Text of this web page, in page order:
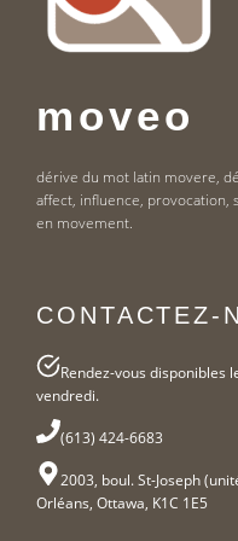
moveo
dérive du mot latin movere,
affect, influence, provocation,
en movement.
CONTACTEZ-
Rendez-vous disponibles
vendredi.
(613) 424-6683
2003, boul. St-Joseph
Orléans, Ottawa, K1C 1E5